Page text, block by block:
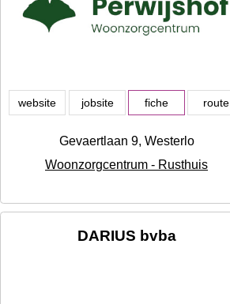
website jobsite fiche route
Gevaertlaan 9, Westerlo
Woonzorgcentrum - Rusthuis
DARIUS bvba